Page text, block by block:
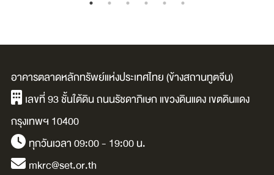
ออเรลิอุส.
know / จอห์น ซี.
แม็กซ์เวลล.
อาคารตลาดหลักทรัพย์แห่งประเทศไทย (ข้างสถานทูตจีน)
เลขที่ 93 ชั้นใต้ดิน ถนนรัชดาภิเษก แขวงดินแดง เขตดินแดง
กรุงเทพฯ 10400
ทุกวันเวลา 09:00 - 19:00 น.
mkrc@set.or.th